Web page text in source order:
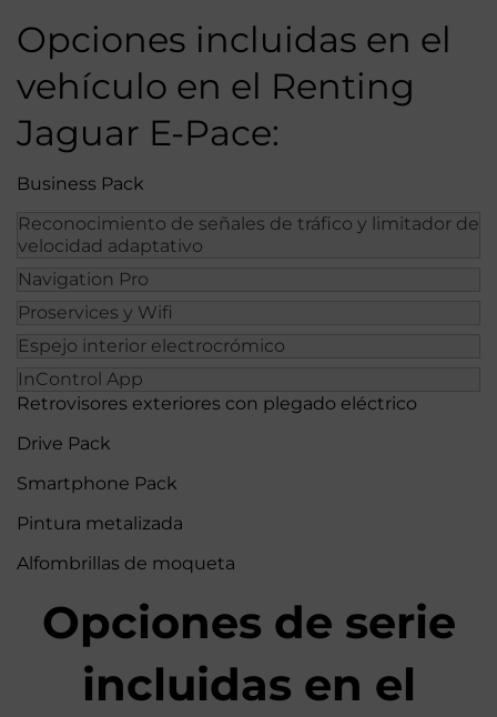
Opciones incluidas en el
vehículo en el Renting
Jaguar E-Pace:
Business Pack
Reconocimiento de señales de tráfico y limitador de
velocidad adaptativo
Navigation Pro
Proservices y Wifi
Espejo interior electrocrómico
InControl App
Retrovisores exteriores con plegado eléctrico
Drive Pack
Smartphone Pack
Pintura metalizada
Alfombrillas de moqueta
Opciones de serie
incluidas en el